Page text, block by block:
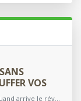
VOS